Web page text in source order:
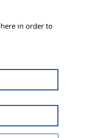
in order to